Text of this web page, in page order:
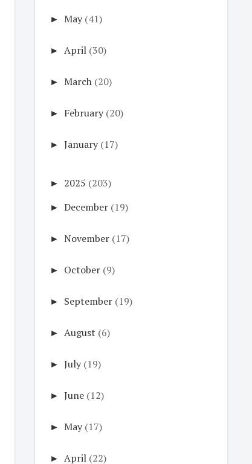
► May (41)
► April (30)
► March (20)
► February (20)
► January (17)
► 2025 (203)
► December (19)
► November (17)
► October (9)
► September (19)
► August (6)
► July (19)
► June (12)
► May (17)
► April (22)